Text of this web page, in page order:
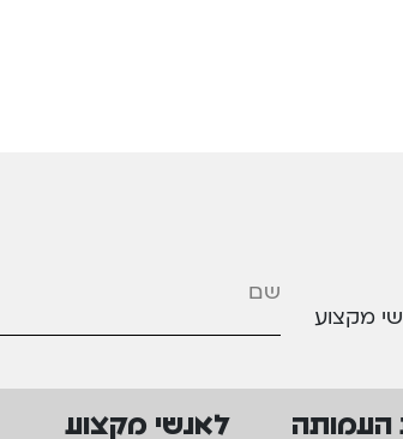
מקצוע
העמותה לאנשי מקצוע